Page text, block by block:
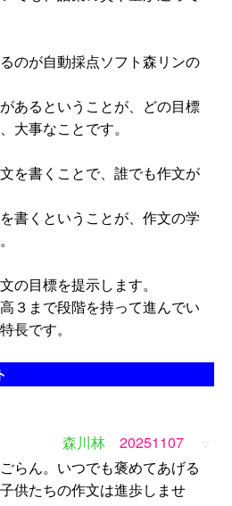
のが自動採点ソフト森リンの
あるということが、どの目標
大事なことです。
を書くことで、誰でも作文が
書くということが、作文の学
の目標を提示します。
３まで段階を持って進んでい
長です。
森川林 20251107 ▽
らん。いつでも褒めてあげる
供たちの作文は進歩しませ